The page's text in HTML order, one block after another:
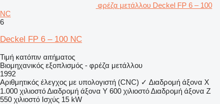
φρέζα μετάλλου Deckel FP 6 – 100
NC
6
Deckel FP 6 – 100 NC
Τιμή κατόπιν αιτήματος
Βιομηχανικός εξοπλισμός - φρέζα μετάλλου
1992
Αριθμητικός έλεγχος με υπολογιστή (CNC) ✓ Διαδρομή άξονα X
1.000 χιλιοστόΔιαδρομή άξονα Y 600 χιλιοστόΔιαδρομή άξονα Z
550 χιλιοστό Ισχύς 15 kW